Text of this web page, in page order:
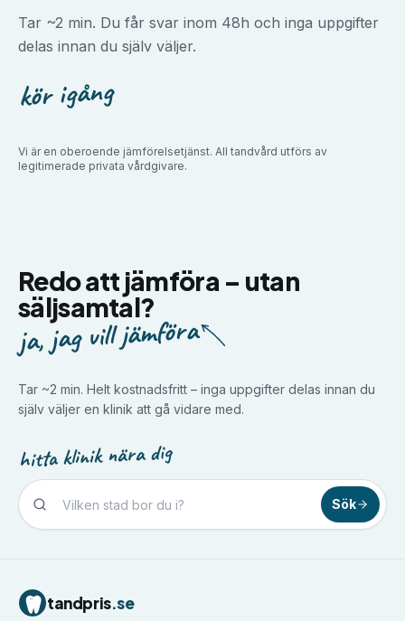
Tar ~2 min. Du får svar inom 48h och inga uppgifter
delas innan du själv väljer.
kör igång
Vi är en oberoende jämförelsetjänst. All tandvård utförs av
legitimerade privata vårdgivare.
Redo att jämföra – utan
säljsamtal?
ja, jag vill jämföra
Tar ~2 min. Helt kostnadsfritt – inga uppgifter delas innan du
själv väljer en klinik att gå vidare med.
hitta klinik nära dig
Sök
Tandvård i
Tandvård iFalun
tandpris.se